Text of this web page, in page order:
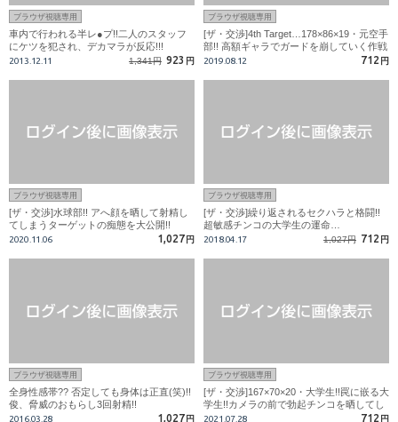
ブラウザ視聴専用
車内で行われる半レ●プ!!二人のスタッフ
にケツを犯され、デカマラが反応!!!
2013.12.11 1,341円 923 円
ブラウザ視聴専用
[ザ・交渉]4th Target…178×86×19・元空手
部!! 高額ギャラでガードを崩していく作戦
に、ガチムチノンケは徐々にチンコをさら
2019.08.12 712 円
ブラウザ視聴専用
[ザ・交渉]水球部!! アへ顔を晒して射精し
てしまうターゲットの痴態を大公開!!
2020.11.06 1,027 円
ブラウザ視聴専用
[ザ・交渉]繰り返されるセクハラと格闘!!
超敏感チンコの大学生の運命…
2018.04.17 1,027円 712 円
ブラウザ視聴専用
全身性感帯?? 否定しても身体は正直(笑)!!
俊、脅威のおもらし3回射精!!
2016.03.28 1,027 円
ブラウザ視聴専用
[ザ・交渉]167×70×20・大学生!!罠に嵌る大
学生!!カメラの前で勃起チンコを晒してし
まう!!
2021.07.28 712 円